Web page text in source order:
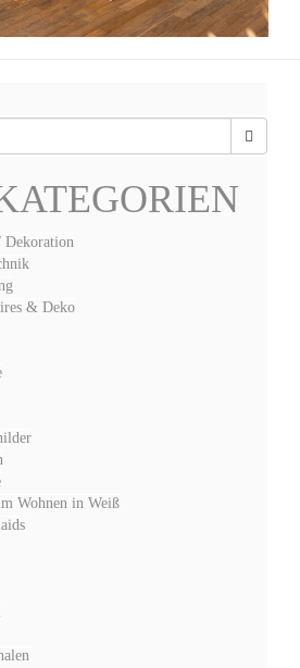
Dekoration
& Deko
Wohnen in Weiß